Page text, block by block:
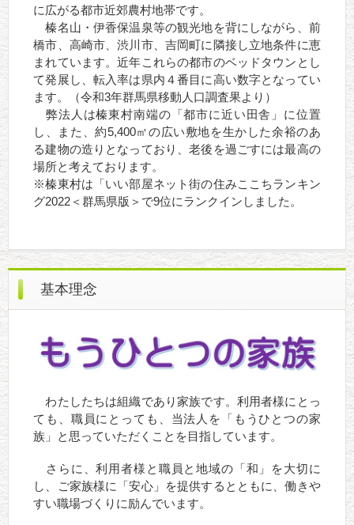
に広がる都市近郊農村地帯です。
榛名山・伊香保温泉等の観光地を背にしながら、前
橋市、高崎市、渋川市、吉岡町に隣接し立地条件に恵
まれています。近年これらの都市のベッドタウンとし
て発展し、転入率は県内４番目に高い数字となってい
ます。（令和3年群馬県移動人口調査果より）
弊法人は榛東村南端の「都市に近い田舎」に位置
し、また、約5,400㎡の広い敷地を生かした余裕のあ
る建物の造りとなっており、老後を過ごすには最高の
場所と考えております。
※榛東村は「いい部屋ネット街の住みここちランキン
グ2022＜群馬県版＞で9位にランクインしました。
基本理念
わたしたちは組織であり家族です。利用者様にとっ
ても、職員にとっても、当法人を「もうひとつの家
族」と思っていただくことを目指しています。
さらに、利用者様と職員と地域の「和」を大切に
し、ご家族様に「安心」を提供するとともに、働きや
すい職場づくりに励んでいます。